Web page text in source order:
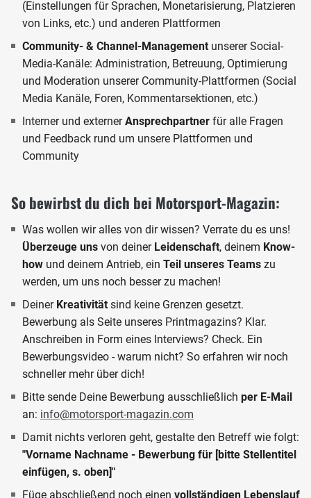
(Einstellungen für Sprachen, Monetarisierung, Platzieren
von Links, etc.) und anderen Plattformen
Community- & Channel-Management unserer Social-
Media-Kanäle: Administration, Betreuung, Optimierung
und Moderation unserer Community-Plattformen (Social
Media Kanäle, Foren, Kommentarsektionen, etc.)
Interner und externerAnsprechpartner für alle Fragen
und Feedback rund um unsere Plattformen und
Community
So bewirbst du dich bei Motorsport-Magazin:
Was wollen wir alles von dir wissen? Verrate du es uns!
Überzeuge uns von deiner Leidenschaft, deinem Know-
how und deinem Antrieb, ein Teil unseres Teams zu
werden, um uns noch besser zu machen!
Deiner Kreativität sind keine Grenzen gesetzt.
Bewerbung als Seite unseres Printmagazins? Klar.
Anschreiben in Form eines Interviews? Check. Ein
Bewerbungsvideo - warum nicht? So erfahren wir noch
schneller mehr über dich!
Bitte sende Deine Bewerbung ausschließlich per E-Mail
an: info@motorsport-magazin.com
Damit nichts verloren geht, gestalte den Betreff wie folgt:
"Vorname Nachname - Bewerbung für [bitte Stellentitel
einfügen, s. oben]"
Füge abschließend noch einen vollständigen Lebenslauf